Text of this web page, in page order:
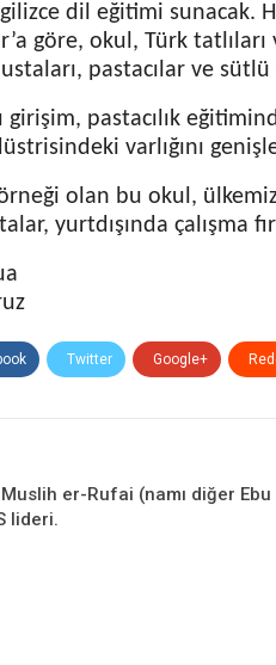
dil eğitimi sunacak.
göre, okul, Türk
pastacılar ve
girişim, pastacılık
varlığını
olan bu okul,
yurtdışında çalışma
Twitter Google+
er-Rufai (namı diğer Ebu
lideri.